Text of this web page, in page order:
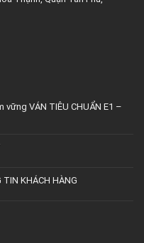
VÁN TIÊU CHUẨN E1 –
KHÁCH HÀNG